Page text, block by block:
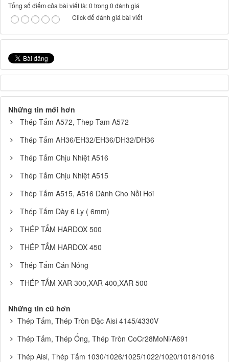
Tổng số điểm của bài viết là: 0 trong 0 đánh giá
Click để đánh giá bài viết
Những tin mới hơn
Thép Tấm A572, Thep Tam A572
Thép Tấm AH36/EH32/EH36/DH32/DH36
Thép Tấm Chịu Nhiệt A516
Thép Tấm Chịu Nhiệt A515
Thép Tấm A515, A516 Dành Cho Nồi Hơi
Thép Tấm Dày 6 Ly ( 6mm)
THÉP TẤM HARDOX 500
THÉP TẤM HARDOX 450
Thép Tấm Cán Nóng
THÉP TẤM XAR 300,XAR 400,XAR 500
Những tin cũ hơn
Thép Tấm, Thép Tròn Đặc Aisi 4145/4330V
Thép Tấm, Thép Ống, Thép Tròn CoCr28MoNi/A691
Thép Aisi, Thép Tấm 1030/1026/1025/1022/1020/1018/1016